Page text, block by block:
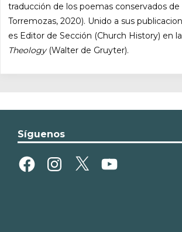
traducción de los poemas conservados de
Torremozas, 2020). Unido a sus
es Editor de Sección (Church History) en
Theology(Walter de Gruyter).
Síguenos
FacebookInstagram
X YouTube